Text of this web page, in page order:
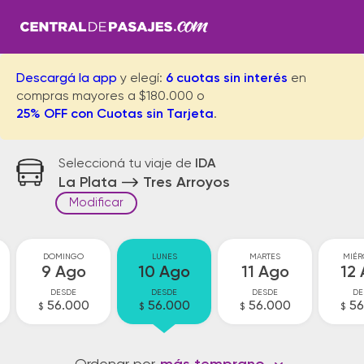
Descargá la app y elegí: 6 cuotas sin interés en
compras mayores a $180.000 o
25% OFF con Cuotas sin Tarjeta.
Seleccioná tu viaje de IDA
La Plata Tres Arroyos
Modificar
DOMINGO
9 Ago
DESDE
$ 56.000
LUNES
10 Ago
DESDE
$ 56.000
MARTES
11 Ago
DESDE
$ 56.000
12
$